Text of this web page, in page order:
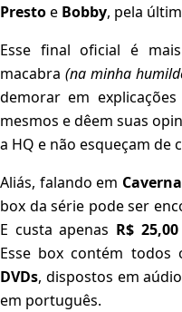
Prestoe Bobby, pela
Esse final oficial é
macabra (na minha
demorar em
mesmos e dêem suas
a HQ e não esqueçam de
Aliás, falando em
box da série pode ser
E custa apenas R$ 25,00
Esse box contém todos
DVDs, dispostos em
em português.